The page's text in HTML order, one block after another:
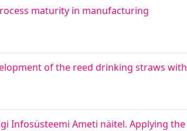
maturity in manufacturing
of the reed drinking straws with
Infosüsteemi Ameti näitel. Applying the